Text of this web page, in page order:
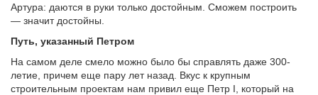
Артура: даются в руки только достойным. Сможем построить
— значит достойны.
Путь, указанный Петром
На самом деле смело можно было бы справлять даже 300-
летие, причем еще пару лет назад. Вкус к крупным
строительным проектам нам привил еще Петр I, который на